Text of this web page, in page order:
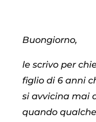
Buongiorno,
le scrivo per
figlio di 6 anni
si avvicina mai
quando